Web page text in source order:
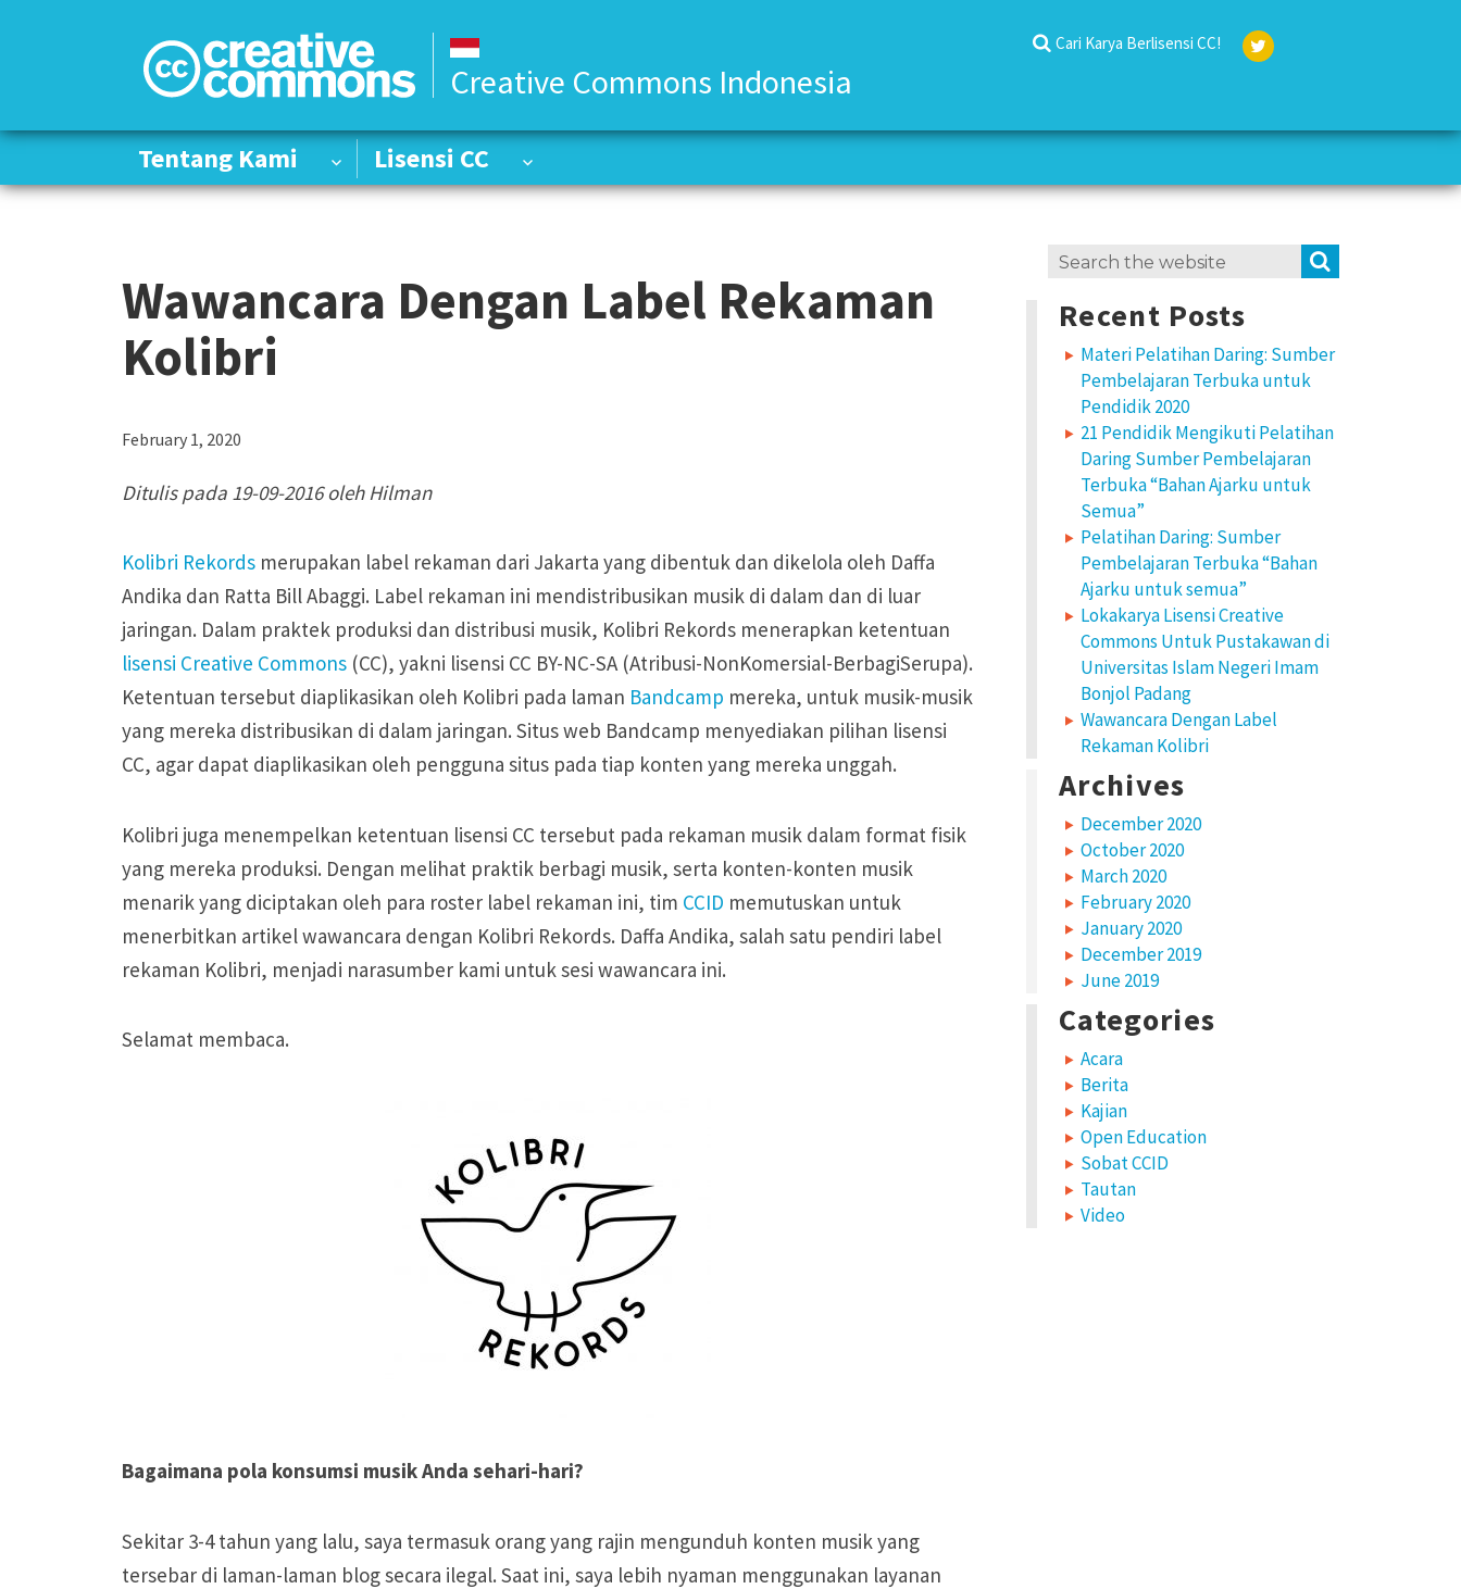
Creative Commons Indonesia
Cari Karya Berlisensi CC!
Tentang Kami Lisensi CC
Tentang Kami Lisensi CC
Wawancara Dengan Label Rekaman
Kolibri
February 1, 2020
Ditulis pada 19-09-2016 oleh Hilman
Kolibri Rekords merupakan label rekaman dari Jakarta yang dibentuk dan dikelola oleh Daffa
Andika dan Ratta Bill Abaggi. Label rekaman ini mendistribusikan musik di dalam dan di luar
jaringan. Dalam praktek produksi dan distribusi musik, Kolibri Rekords menerapkan ketentuan
lisensi Creative Commons (CC), yakni lisensi CC BY-NC-SA (Atribusi-NonKomersial-BerbagiSerupa).
Ketentuan tersebut diaplikasikan oleh Kolibri pada laman Bandcamp mereka, untuk musik-musik
yang mereka distribusikan di dalam jaringan. Situs web Bandcamp menyediakan pilihan lisensi
CC, agar dapat diaplikasikan oleh pengguna situs pada tiap konten yang mereka unggah.
Kolibri juga menempelkan ketentuan lisensi CC tersebut pada rekaman musik dalam format fisik
yang mereka produksi. Dengan melihat praktik berbagi musik, serta konten-konten musik
menarik yang diciptakan oleh para roster label rekaman ini, tim CCID memutuskan untuk
menerbitkan artikel wawancara dengan Kolibri Rekords. Daffa Andika, salah satu pendiri label
rekaman Kolibri, menjadi narasumber kami untuk sesi wawancara ini.
Selamat membaca.
Bagaimana pola konsumsi musik Anda sehari-hari?
Sekitar 3-4 tahun yang lalu, saya termasuk orang yang rajin mengunduh konten musik yang
tersebar di laman-laman blog secara ilegal. Saat ini, saya lebih nyaman menggunakan layanan
Search
Recent Posts
Materi Pelatihan Daring: Sumber
Pembelajaran Terbuka untuk
Pendidik 2020
21 Pendidik Mengikuti Pelatihan
Daring Sumber Pembelajaran
Terbuka “Bahan Ajarku untuk
Semua”
Pelatihan Daring: Sumber
Pembelajaran Terbuka “Bahan
Ajarku untuk semua”
Lokakarya Lisensi Creative
Commons Untuk Pustakawan di
Universitas Islam Negeri Imam
Bonjol Padang
Wawancara Dengan Label
Rekaman Kolibri
Archives
December 2020
October 2020
March 2020
February 2020
January 2020
December 2019
June 2019
Categories
Acara
Berita
Kajian
Open Education
Sobat CCID
Tautan
Video